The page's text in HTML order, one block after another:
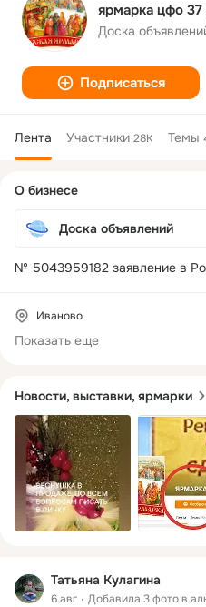
ярмарка цфо
Доска
Подписаться
Лента Участники 28K Темы
Новости, выставки, ярмарки
Татьяна Кулагина
6 авг Добавила 3 фото в
колонка
О бизнесе
Доска объявлений
№ 5043959182 заявление в
Иваново
Показать еще